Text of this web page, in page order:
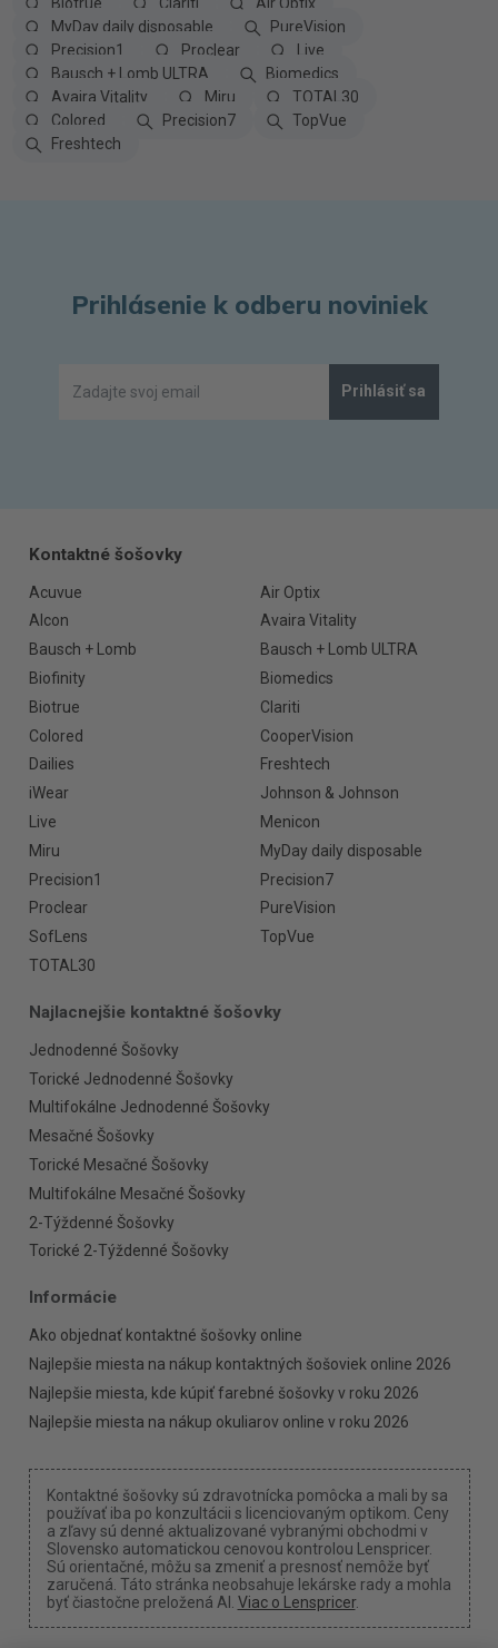
MyDay daily disposable
PureVision
Precision1
Proclear
Live
Bausch + Lomb ULTRA
Biomedics
Avaira Vitality
Miru
TOTAL30
Colored
Precision7
TopVue
Freshtech
Prihlásenie k odberu noviniek
Prihlásiť sa
Kontaktné šošovky
Acuvue
Air Optix
Alcon
Avaira Vitality
Bausch + Lomb
Bausch + Lomb ULTRA
Biofinity
Biomedics
Biotrue
Clariti
Colored
CooperVision
Dailies
Freshtech
iWear
Johnson & Johnson
Live
Menicon
Miru
MyDay daily disposable
Precision1
Precision7
Proclear
PureVision
SofLens
TopVue
TOTAL30
Najlacnejšie kontaktné šošovky
Jednodenné Šošovky
Torické Jednodenné Šošovky
Multifokálne Jednodenné Šošovky
Mesačné Šošovky
Torické Mesačné Šošovky
Multifokálne Mesačné Šošovky
2-Týždenné Šošovky
Torické 2-Týždenné Šošovky
Informácie
Ako objednať kontaktné šošovky online
Najlepšie miesta na nákup kontaktných šošoviek online 2026
Najlepšie miesta, kde kúpiť farebné šošovky v roku 2026
Najlepšie miesta na nákup okuliarov online v roku 2026
Kontaktné šošovky sú zdravotnícka pomôcka a mali by sa
používať iba po konzultácii s licenciovaným optikom. Ceny
a zľavy sú denné aktualizované vybranými obchodmi v
Slovensko automatickou cenovou kontrolou Lenspricer.
Sú orientačné, môžu sa zmeniť a presnosť nemôže byť
zaručená. Táto stránka neobsahuje lekárske rady a mohla
byť čiastočne preložená AI. Viac o Lenspricer.